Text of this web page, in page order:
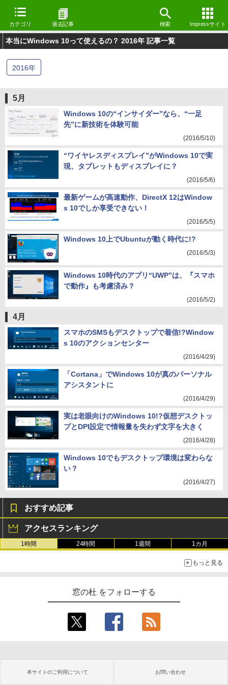
カテゴリ 過去記事 検索 Impressサイト
本当にWindows 10って使えるの？ 2016年 記事一覧
2016年
5月
Windows 10の“インサイダー”なら、“一足
先”に新技術を体験可能
(2016/5/10)
“ワイヤレスディスプレイ”がWindows 10で実
現、タブレットもディスプレイに？
(2016/5/6)
最新ゲームが高速動作、DirectX 12はWindow
s 10でしか享受できない！
(2016/5/5)
Windows 10上でUbuntuが動く時代に!?
(2016/5/3)
Windows 10時代のアプリ“UWP”は、『スマホ
で動作』も考慮済み？
(2016/5/2)
4月
スマホのSMSもデスクトップで着信!?Window
s 10のアクションセンター
(2016/4/29)
「Cortana」でWindows 10が真のパーソナル
アシスタントに
(2016/4/29)
実は老眼向けのWindows 10!?仮想デスクトッ
プとDPI設定で情報量を失わず文字を大きく
(2016/4/28)
Windows 10でもデスクトップ環境は変わらな
い？
(2016/4/27)
おすすめ記事
アクセスランキング
1時間 24時間 1週間 1カ月
もっと見る
窓の杜 をフォローする
本サイトのご利用について お問い合わせ